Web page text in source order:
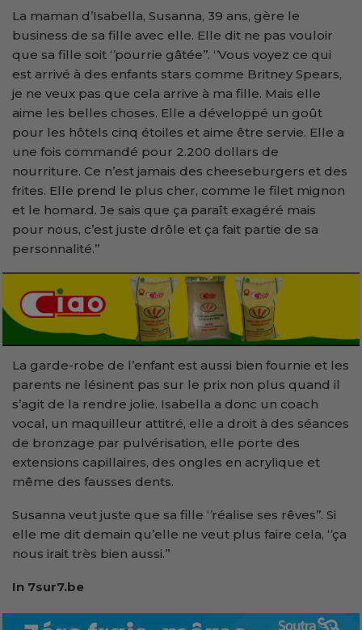
La maman d’Isabella, Susanna, 39 ans, gère le
business de sa fille avec elle. Elle dit ne pas vouloir
que sa fille soit ‘’pourrie gâtée’’. ‘’Vous voyez ce qui
est arrivé à des enfants stars comme Britney Spears,
je ne veux pas que cela arrive à ma fille. Mais elle
aime les belles choses. Elle a développé un goût
pour les hôtels cinq étoiles et aime être servie. Elle a
une fois commandé pour 2.200 dollars de
nourriture. Ce n’est jamais des cheeseburgers et des
frites. Elle prend le plus cher, comme le filet mignon
et le homard. Je sais que ça paraît exagéré mais
pour nous, c’est juste drôle et ça fait partie de sa
personnalité.’’
La garde-robe de l’enfant est aussi bien fournie et les
parents ne lésinent pas sur le prix non plus quand il
s’agit de la rendre jolie. Isabella a donc un coach
vocal, un maquilleur attitré, elle a droit à des séances
de bronzage par pulvérisation, elle porte des
extensions capillaires, des ongles en acrylique et
même des fausses dents.
Susanna veut juste que sa fille ‘’réalise ses rêves’’. Si
elle me dit demain qu’elle ne veut plus faire cela, ‘’ça
nous irait très bien aussi.’’
In 7sur7.be